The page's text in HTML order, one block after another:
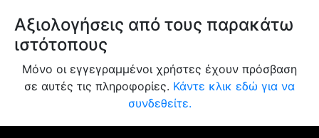
Αξιολογήσεις από τους παρακάτω
ιστότοπους
Μόνο οι εγγεγραμμένοι χρήστες έχουν πρόσβαση
σε αυτές τις πληροφορίες. Κάντε κλικ εδώ για να
συνδεθείτε.